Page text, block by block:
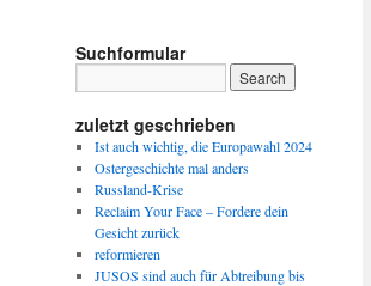
Suchformular
zuletzt geschrieben
Ist auch wichtig, die Europawahl 2024
Ostergeschichte mal anders
Russland-Krise
Reclaim Your Face – Fordere dein
Gesicht zurück
re­for­mie­ren
JUSOS sind auch für Abtreibung bis